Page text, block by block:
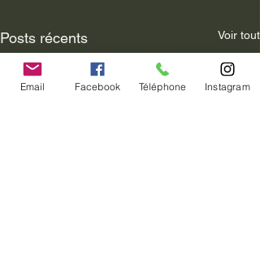
Posts récents Voir tout
Email Facebook Téléphone Instagram